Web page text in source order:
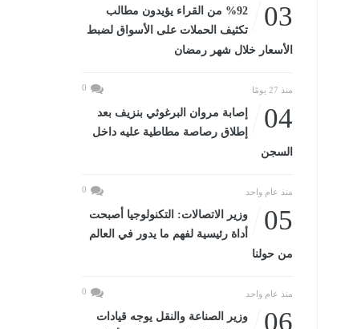
03
%92 من القراء يؤيدون مطالب
تكثيف الحملات على الأسواق لضبط
الأسعار خلال شهر رمضان
منذ 27 يومًا 0
04
إصابة مروان البرغوثي بنزيف بعد
إطلاق رصاصة مطاطية عليه داخل
السجن
منذ عام واحد 0
05
وزير الاتصالات: التكنولوجيا أصبحت
أداة رئيسية لفهم ما يدور في العالم
من حولنا
منذ عام واحد 0
06
وزير الصناعة والنقل يوجه قيادات